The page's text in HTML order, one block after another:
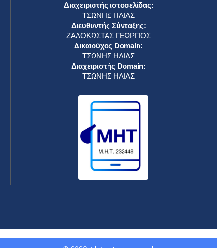
Διαχειριστής ιστοσελίδας:
ΤΣΩΝΗΣ ΗΛΙΑΣ
Διευθυντής Σύνταξης:
ΖΑΛΟΚΩΣΤΑΣ ΓΕΩΡΓΙΟΣ
Δικαιούχος Domain:
ΤΣΩΝΗΣ ΗΛΙΑΣ
Διαχειριστής Domain:
ΤΣΩΝΗΣ ΗΛΙΑΣ